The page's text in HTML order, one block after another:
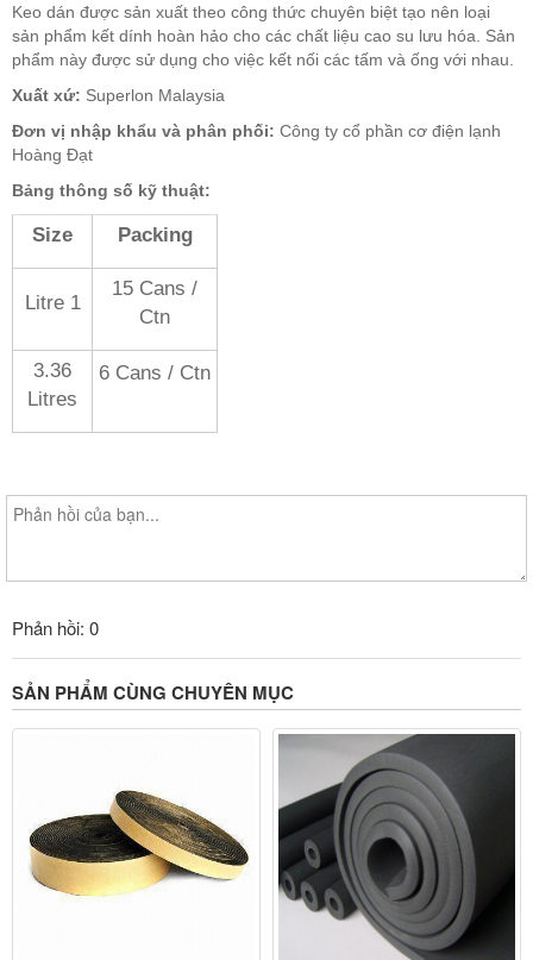
Keo dán được sản xuất theo công thức chuyên biệt tạo nên loại
sản phẩm kết dính hoàn hảo cho các chất liệu cao su lưu hóa. Sản
phẩm này được sử dụng cho việc kết nối các tấm và ống với nhau.
Xuất xứ: Superlon Malaysia
Đơn vị nhập khẩu và phân phối: Công ty cổ phần cơ điện lạnh
Hoàng Đạt
Bảng thông số kỹ thuật:
Size Packing
1 Litre
15 Cans /
Ctn
3.36
Litres
6 Cans / Ctn
Phản hồi: 0
SẢN PHẨM CÙNG CHUYÊN MỤC